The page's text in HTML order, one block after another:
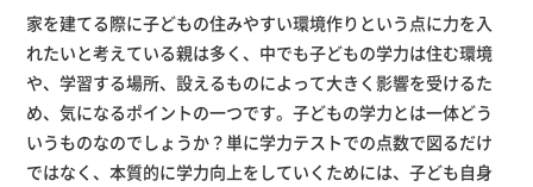
家を建てる際に子どもの住みやすい環境作りという点に力を入
れたいと考えている親は多く、中でも子どもの学力は住む環境
や、学習する場所、設えるものによって大きく影響を受けるた
め、気になるポイントの一つです。子どもの学力とは一体どう
いうものなのでしょうか？単に学力テストでの点数で図るだけ
ではなく、本質的に学力向上をしていくためには、子ども自身